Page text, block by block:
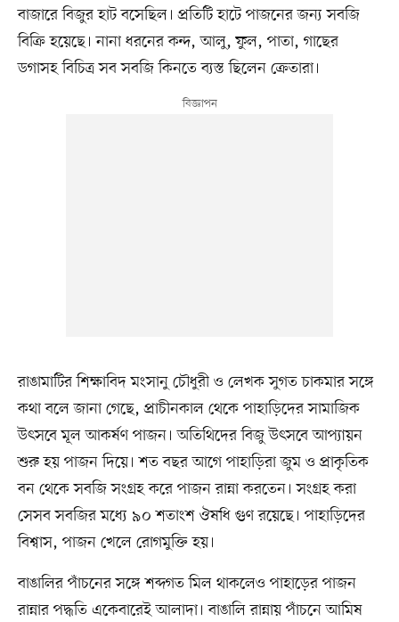
বাজারে বিজুর হাট বসেছিল। প্রতিটি হাটে পাজনের জন্য সবজি
বিক্রি হয়েছে। নানা ধরনের কন্দ, আলু, ফুল, পাতা, গাছের
ডগাসহ বিচিত্র সব সবজি কিনতে ব্যস্ত ছিলেন ক্রেতারা।
রাঙামাটির শিক্ষাবিদ মংসানু চৌধুরী ও লেখক সুগত চাকমার সঙ্গে
কথা বলে জানা গেছে, প্রাচীনকাল থেকে পাহাড়িদের সামাজিক
উৎসবে মূল আকর্ষণ পাজন। অতিথিদের বিজু উৎসবে আপ্যায়ন
শুরু হয় পাজন দিয়ে। শত বছর আগে পাহাড়িরা জুম ও প্রাকৃতিক
বন থেকে সবজি সংগ্রহ করে পাজন রান্না করতেন। সংগ্রহ করা
সেসব সবজির মধ্যে ৯০ শতাংশ ঔষধি গুণ রয়েছে। পাহাড়িদের
বিশ্বাস, পাজন খেলে রোগমুক্তি হয়।
বাঙালির পাঁচনের সঙ্গে শব্দগত মিল থাকলেও পাহাড়ের পাজন
রান্নার পদ্ধতি একেবারেই আলাদা। বাঙালি রান্নায় পাঁচনে আমিষ